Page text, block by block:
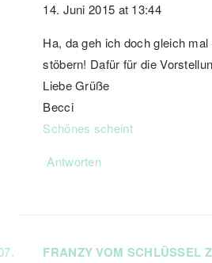
14. Juni 2015 at 13:44
Ha, da geh ich doch gleich
stöbern! Dafür für die
Liebe Grüße
Becci
Schönes scheint
Antworten
FRANZY VOM SCHLÜSSEL